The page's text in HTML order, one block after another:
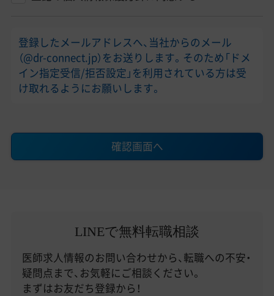
登録したメールアドレスへ、当社からのメール
（@dr-connect.jp）をお送りします。そのため「ドメ
イン指定受信/拒否設定」を利用されている方は受
け取れるようにお願いします。
確認画面へ
LINEで無料転職相談
医師求人情報のお問い合わせから、転職への不安・
疑問点まで、お気軽にご相談ください。
まずはお友だち登録から！